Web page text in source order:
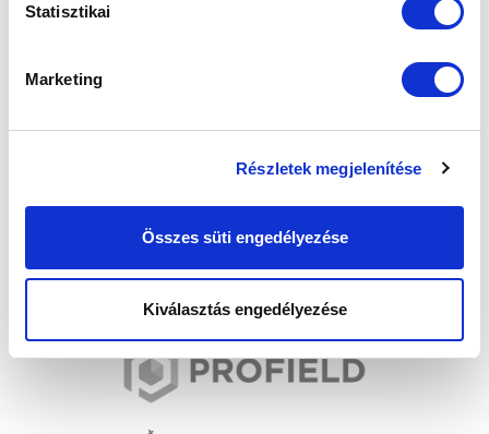
Statisztikai
Marketing
Részletek megjelenítése
Összes süti engedélyezése
Kiválasztás engedélyezése